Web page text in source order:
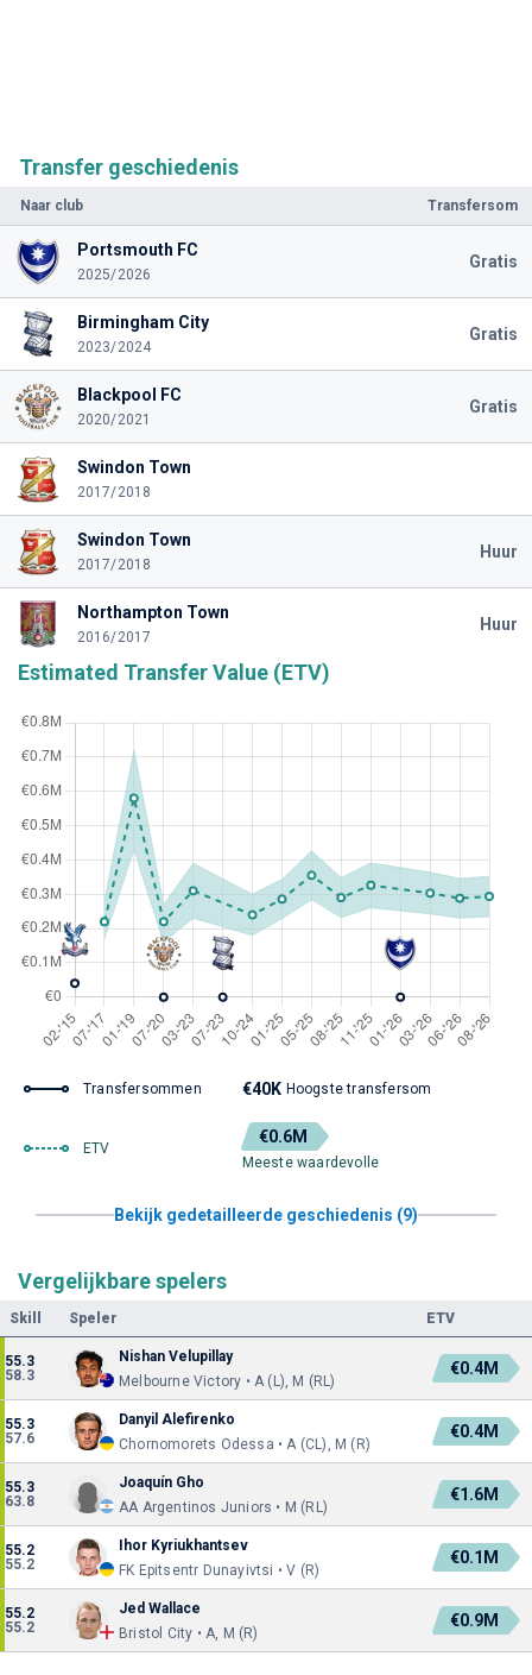
Transfer geschiedenis
Naar club Transfersom
Portsmouth FC
2025/2026
Gratis
Birmingham City
2023/2024
Gratis
Blackpool FC
2020/2021
Gratis
Swindon Town
2017/2018
Swindon Town
2017/2018
Huur
Northampton Town
2016/2017
Huur
Estimated Transfer Value (ETV)
Transfersommen €40K Hoogste transfersom
ETV
€0.6M
Meeste waardevolle
Bekijk gedetailleerde geschiedenis (9)
Vergelijkbare spelers
Skill Speler ETV
55.3
58.3
Nishan Velupillay
Melbourne Victory • A (L), M (RL)
€0.4M
55.3
57.6
Danyil Alefirenko
Chornomorets Odessa • A (CL), M (R)
€0.4M
55.3
63.8
Joaquín Gho
AA Argentinos Juniors • M (RL)
€1.6M
55.2
55.2
Ihor Kyriukhantsev
FK Epitsentr Dunayivtsi • V (R)
€0.1M
55.2
55.2
Jed Wallace
Bristol City • A, M (R)
€0.9M